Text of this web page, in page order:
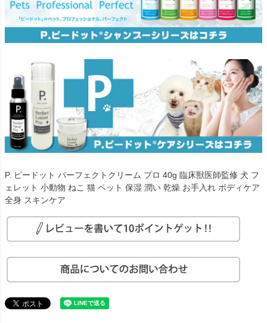
P. ピードット パーフェクトクリーム プロ 40g 臨床獣医師監修 犬 フ
ェレット 小動物 ねこ 猫 ペット 保湿 潤い 乾燥 お手入れ ボディケア
全身 スキンケア